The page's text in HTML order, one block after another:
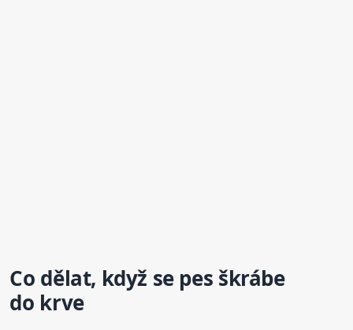
Co dělat, když se pes škrábe
do krve